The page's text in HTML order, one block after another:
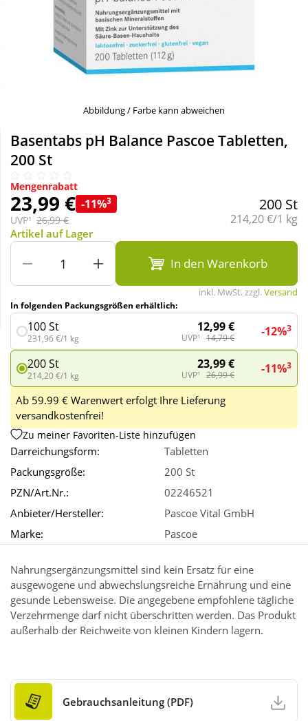
Schnäppchen
Täglich gut versorgt
Liebe & Erotik
Mutter & Kind
Nahrungsergänzung
Natur & Homöopathie
Sanitätshaus
Sport & Fitness
Wellness
Abbildung / Farbe kann abweichen
Basentabs pH Balance Pascoe Tabletten,
200 St
Mengenrabatt
23,99 € -11%3
UVP¹ 26,99 €
200 St
Grundpreis:
214,20 €/1 kg
Artikel auf Lager
In den Warenkorb
inkl. MwSt. zzgl.Versand
In folgenden Packungsgrößen erhältlich:
100 St
231,96 €/1 kg
12,99 €
UVP¹ 14,79 € -12%3
200 St
214,20 €/1 kg
23,99 €
UVP¹ 26,99 € -11%3
Ab 59.99 € Warenwert erfolgt Ihre Lieferung
versandkostenfrei!
Zu meiner Favoriten-Liste hinzufügen
Darreichungsform:
Tabletten
Packungsgröße:
200 St
PZN/Art.Nr.:
02246521
Anbieter/Hersteller:
Pascoe Vital GmbH
Marke:
Pascoe
Nahrungsergänzungsmittel sind kein Ersatz für eine
ausgewogene und abwechslungsreiche Ernährung und eine
gesunde Lebensweise. Die angegebene empfohlene tägliche
Verzehrmenge darf nicht überschritten werden. Das Produkt
außerhalb der Reichweite von kleinen Kindern lagern.
Gebrauchsanleitung (PDF)